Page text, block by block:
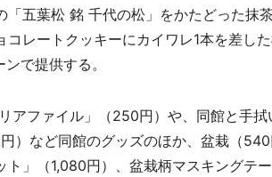
「五葉松 銘 千代の松」をかたどった抹
コレートクッキーにカイワレ1本を差し
で提供する。
アファイル」（250円）や、同館と手拭
）など同館のグッズのほか、盆栽（
ト」（1,080円）、盆栽柄マスキングテ